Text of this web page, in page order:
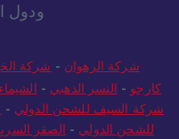
ودول
شركة الرهوان - شركة
كارجو - النسر الذهبي -
شركة السيف للشحن الدولي -
للشحن الدولي - الصقر